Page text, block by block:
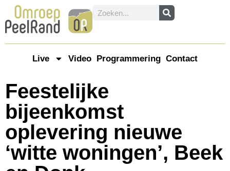
Live Video Programmering Contact
Feestelijke
bijeenkomst
oplevering nieuwe
‘witte woningen’, Beek